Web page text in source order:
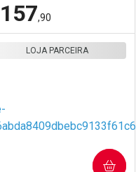
Comprar sem Desconto
Por R$ 56,90/cada
Por R$ 56,90/cada
157,90
LOJA PARCEIRA
COMPRAR